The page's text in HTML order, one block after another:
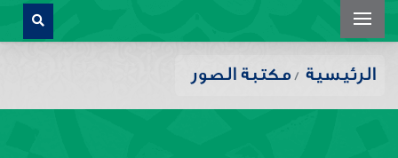
الرئيسية مكتبة الصور